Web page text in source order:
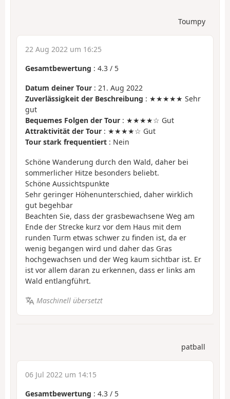
Toumpy
22 Aug 2022 um 16:25
Gesamtbewertung : 4.3 / 5
Datum deiner Tour : 21. Aug 2022
Zuverlässigkeit der Beschreibung : ★★★★★ Sehr
gut
Bequemes Folgen der Tour : ★★★★☆ Gut
Attraktivität der Tour : ★★★★☆ Gut
Tour stark frequentiert : Nein
Schöne Wanderung durch den Wald, daher bei
sommerlicher Hitze besonders beliebt.
Schöne Aussichtspunkte
Sehr geringer Höhenunterschied, daher wirklich
gut begehbar
Beachten Sie, dass der grasbewachsene Weg am
Ende der Strecke kurz vor dem Haus mit dem
runden Turm etwas schwer zu finden ist, da er
wenig begangen wird und daher das Gras
hochgewachsen und der Weg kaum sichtbar ist. Er
ist vor allem daran zu erkennen, dass er links am
Wald entlangführt.
Maschinell übersetzt
patball
06 Jul 2022 um 14:15
Gesamtbewertung : 4.3 / 5